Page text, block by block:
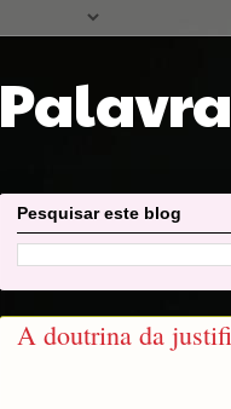
Pesquisar este blog
A doutrina da